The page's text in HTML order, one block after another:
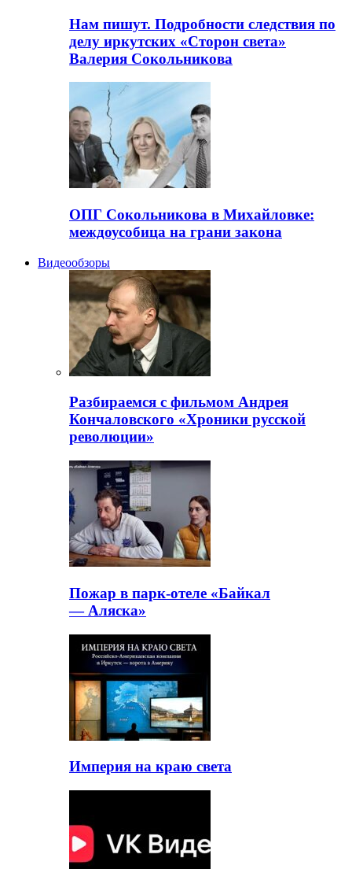
Нам пишут. Подробности следствия по
делу иркутских «Сторон света»
Валерия Сокольникова
ОПГ Сокольникова в Михайловке:
междоусобица на грани закона
Видеообзоры
Разбираемся с фильмом Андрея
Кончаловского «Хроники русской
революции»
Пожар в парк-отеле «Байкал
— Аляска»
Империя на краю света